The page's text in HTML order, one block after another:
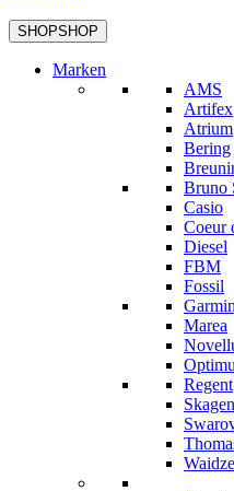
SHOPSHOP
Marken
AMS
Artifex
Atrium
Bering
Bruno
Casio
Coeur
Diesel
FBM
Fossil
Garmin
Marea
Regent
Skagen